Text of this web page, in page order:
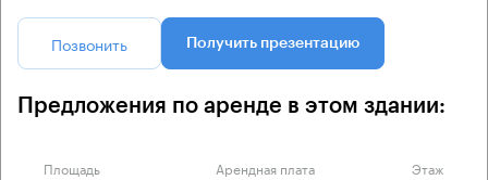
Позвонить Получить презентацию
Предложения по аренде в этом здании:
Площадь Арендная плата Этаж